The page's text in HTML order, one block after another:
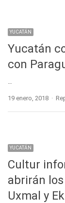
YUCATÁN
Yucatán
con
19 enero, 2018
YUCATÁN
Cultur
abrirán
Uxmal y